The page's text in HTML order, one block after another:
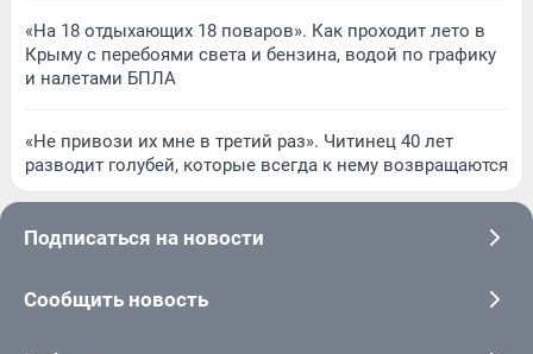
«На 18 отдыхающих 18 поваров». Как проходит лето в
Крыму с перебоями света и бензина, водой по графику
и налетами БПЛА
«Не привози их мне в третий раз». Читинец 40 лет
разводит голубей, которые всегда к нему возвращаются
Подписаться на новости
Сообщить новость